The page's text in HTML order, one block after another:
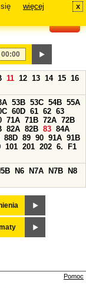
więcej x
11 12 13 14 15 16
53B 53C 54B 55A
60D 61 62 63
71A 71B 72A 72B
82A 82B 83 84A
88D 89 90 91A 91B
101 201 202 6.
F1
N6 N7A N7B
N8
Pomoc